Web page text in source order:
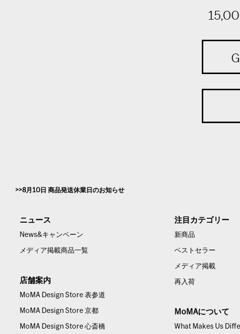
8月10日 商品発送休業日のお知らせ
ニュース
News&キャンペーン
メディア掲載商品一覧
店舗案内
MoMA Design Store 表参道
MoMA Design Store 京都
MoMA Design Store 心斎橋
注目カテゴリー
新商品
ベストセラー
メディア掲載
再入荷
MoMAについて
What Makes Us